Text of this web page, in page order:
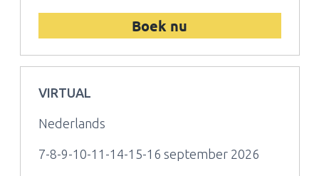
Boek nu
VIRTUAL
Nederlands
7-8-9-10-11-14-15-16 september 2026